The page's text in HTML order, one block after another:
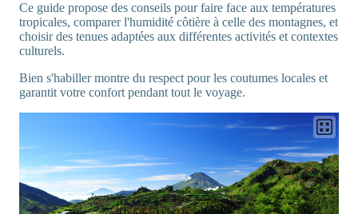
Ce guide propose des conseils pour faire face aux températures
tropicales, comparer l'humidité côtière à celle des montagnes, et
choisir des tenues adaptées aux différentes activités et contextes
culturels.
Bien s'habiller montre du respect pour les coutumes locales et
garantit votre confort pendant tout le voyage.